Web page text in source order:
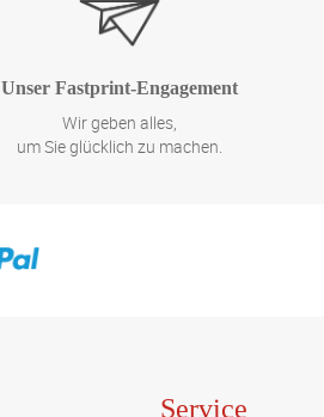
Unser Fastprint-Engagement
Wir geben alles,
um Sie glücklich zu machen.
Service